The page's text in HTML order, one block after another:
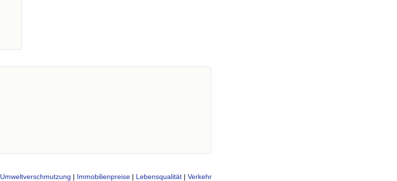
Umweltverschmutzung | Immobilienpreise | Lebensqualität | Verkehr